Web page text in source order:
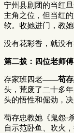
宁州县剧团的当红
主角之位，但当红
软。收她进门，教
没有花彩香，就没
第二拨：四位老师傅
存家班四老——苟
头，荒废了二十多
头的悟性和倔劲，
苟存忠教她《鬼怨·
自示范卧鱼、吹火